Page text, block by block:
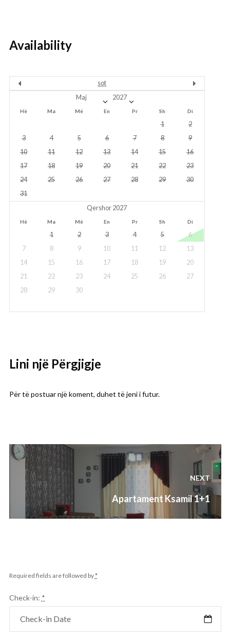
Availability
sot
Hë Ma Më En Pr Sh Di
1
2
3
4 5 6 7 8
9
10
11 12 13 14 15
16
17
18 19 20 21 22
23
24
25 26 27 28 29
30
31
Qershor 2027
Hë Ma Më En Pr Sh Di
1 2 3 4 5
6
7
8 9 10 11 12
13
14
15 16 17 18 19
20
21
22 23 24 25 26
27
28
29 30
Lini një Përgjigje
Për të postuar një koment, duhet të jeni i futur.
Lëvizje
postimet
NEXT
Apartament Ksamil 1+1
Required fields are followed by*
Check-in: *